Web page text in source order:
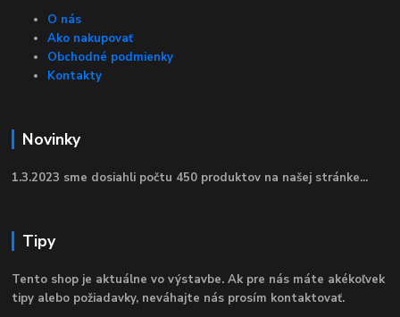
O nás
Ako nakupovať
Obchodné podmienky
Kontakty
Novinky
1.3.2023 sme dosiahli počtu 450 produktov na našej stránke...
Tipy
Tento shop je aktuálne vo výstavbe. Ak pre nás máte akékoľvek
tipy alebo požiadavky, neváhajte nás prosím kontaktovať.